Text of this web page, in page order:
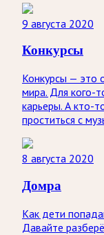
9 августа 2020
Конкурсы
Конкурсы — это
мира. Для кого-
карьеры. А кто-
проститься с
8 августа 2020
Домра
Как дети
Давайте